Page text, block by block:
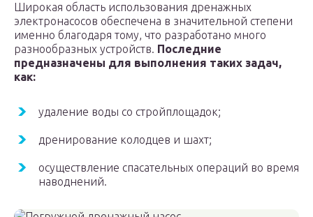
Широкая область использования дренажных
электронасосов обеспечена в значительной степени
именно благодаря тому, что разработано много
разнообразных устройств. Последние
предназначены для выполнения таких задач,
как:
удаление воды со стройплощадок;
дренирование колодцев и шахт;
осуществление спасательных операций во время
наводнений.